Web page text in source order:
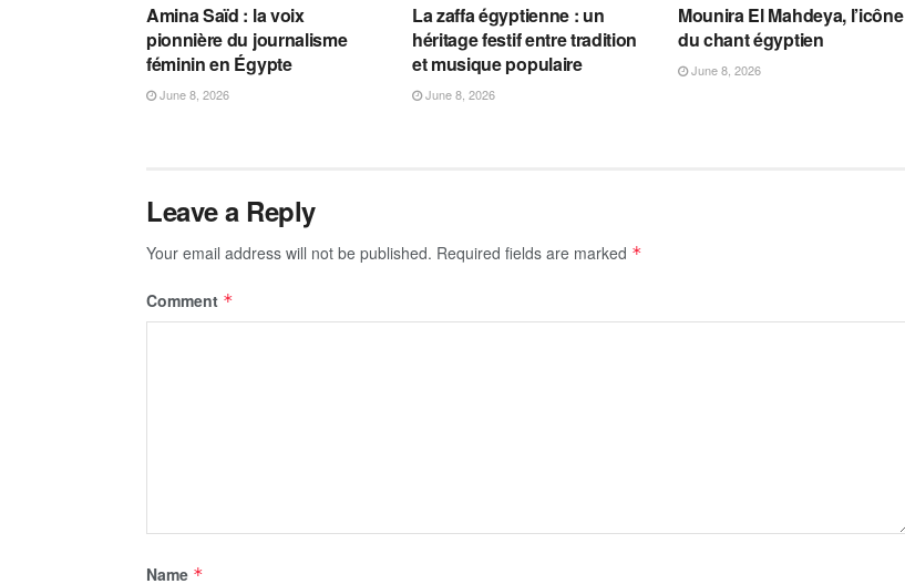
Amina Saïd : la voix
pionnière du journalisme
féminin en Égypte
June 8, 2026
La zaffa égyptienne : un
héritage festif entre tradition
et musique populaire
June 8, 2026
Mounira El Mahdeya, l’icône
du chant égyptien
June 8, 2026
Leave a Reply
Your email address will not be published. Required fields are marked *
Comment *
Name *